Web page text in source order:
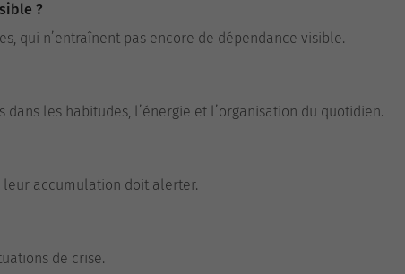
?
qui n’entraînent pas encore de dépendance visible.
les habitudes, l’énergie et l’organisation du quotidien.
leur accumulation doit alerter.
de crise.